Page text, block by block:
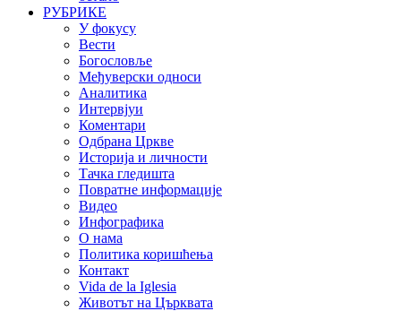
РУБРИКЕ
У фокусу
Вести
Богословље
Међуверски односи
Аналитика
Интервјуи
Коментари
Одбрана Цркве
Историја и личности
Тачка гледишта
Повратне информације
Видео
Инфографика
О нама
Политика коришћења
Контакт
Vida de la Iglesia
Животът на Църквата